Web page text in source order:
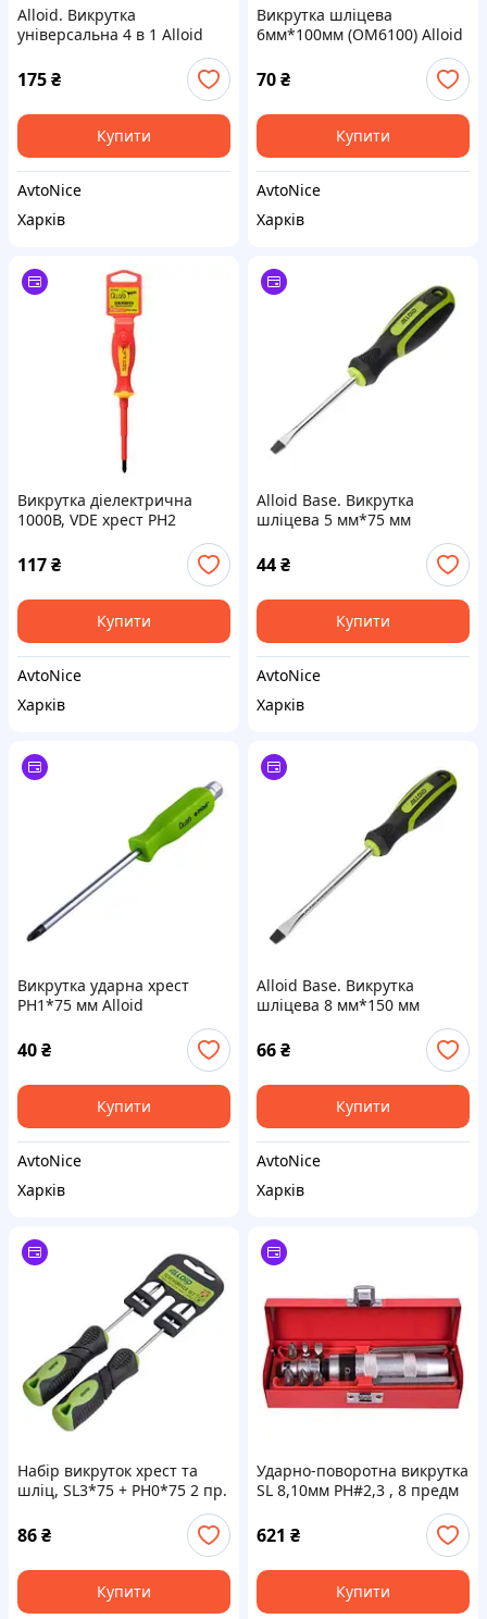
Alloid. Викрутка
універсальна 4 в 1 Alloid
175₴
Купити
AvtoNice
Харків
Викрутка шліцева
6мм*100мм (OM6100) Alloid
70₴
Купити
AvtoNice
Харків
Викрутка діелектрична
1000В, VDE хрест PH2
6х100мм (SD-06100) Alloid
117₴
Купити
AvtoNice
Харків
Alloid Base. Викрутка
шліцева 5 мм*75 мм
44₴
Купити
AvtoNice
Харків
Викрутка ударна хрест
PH1*75 мм Alloid
40₴
Купити
AvtoNice
Харків
Alloid Base. Викрутка
шліцева 8 мм*150 мм
66₴
Купити
AvtoNice
Харків
Набір викруток хрест та
шліц, SL3*75 + PH0*75 2 пр.
86₴
Купити
Ударно-поворотна викрутка
SL 8,10мм PH#2,3 , 8 предм
621 ₴
Купити